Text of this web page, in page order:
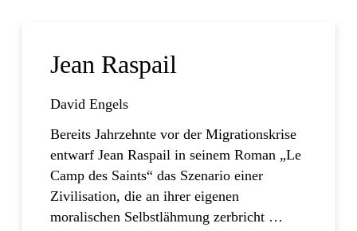
Jean Raspail
David Engels
Bereits Jahrzehnte vor der Migrationskrise
entwarf Jean Raspail in seinem Roman „Le
Camp des Saints“ das Szenario einer
Zivilisation, die an ihrer eigenen
moralischen Selbstlähmung zerbricht …